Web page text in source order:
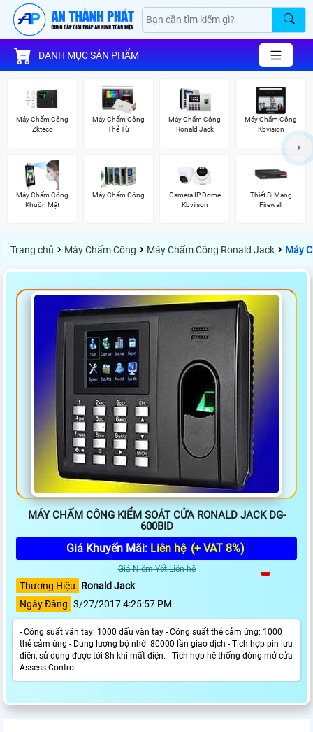
DANH MỤC SẢN PHẨM
Máy Chấm Công
Zkteco
Máy Chấm Công
Thẻ Từ
Máy Chấm Công
Ronald Jack
Máy Chấm Công
Kbvision
Máy Chấm Công
Khuôn Mặt
Máy Chấm Công
Camera IP Dome
Kbviison
Thiết Bị Mạng
Firewall
Trang chủ › Máy Chấm Công › Máy Chấm Công Ronald Jack › Máy
MÁY CHẤM CÔNG KIỂM SOÁT CỬA RONALD JACK DG-
600BID
Giá Khuyến Mãi: Liên hệ (+ VAT 8%)
Giá Niêm Yết:Liên hệ
Thương Hiệu
Ronald Jack
Ngày Đăng 3/27/2017 4:25:57 PM
- Công suất vân tay: 1000 dấu vân tay - Công suất thẻ cảm ứng: 1000
thẻ cảm ứng - Dung lượng bộ nhớ: 80000 lần giao dịch - Tích hợp pin lưu
điện, sử dụng được tới 8h khi mất điện. - Tích hợp hệ thống đóng mở cửa
Assess Control